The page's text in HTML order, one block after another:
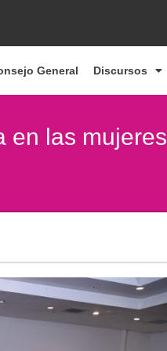
General Discursos
en las mujeres